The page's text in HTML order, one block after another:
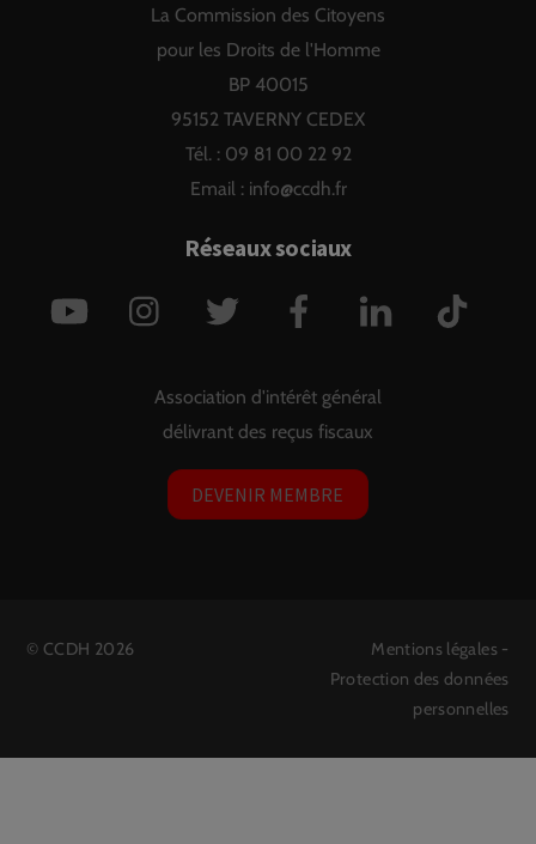
Top
La Commission des Citoyens
pour les Droits de l'Homme
BP 40015
95152 TAVERNY CEDEX
Tél. : 09 81 00 22 92
Email : info@ccdh.fr
Réseaux sociaux
YouTube Instagram Twitter Facebook LinkedIn
Association d'intérêt général
délivrant des reçus fiscaux
DEVENIR MEMBRE
© CCDH 2026 Mentions légales -
Protection des données
personnelles